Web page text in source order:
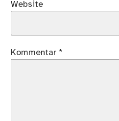
Website
Kommentar *